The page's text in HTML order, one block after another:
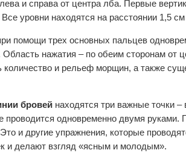
и справа от центра лба. Первые
уровни находятся на расстоянии 1,5 см
помощи трех основных пальцев
нажатия – по обеим сторонам от
количество и рельеф морщин, а также
бровей находятся три важные точки
проводится одновременно двумя
и другие упражнения, которые
и делают взгляд «ясным и молодым».